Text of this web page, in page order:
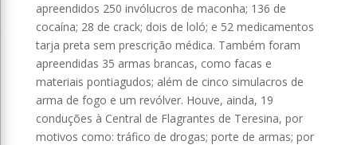
apreendidos 250 invólucros de maconha; 136 de
cocaína; 28 de crack; dois de loló; e 52 medicamentos
tarja preta sem prescrição médica. Também foram
apreendidas 35 armas brancas, como facas e
materiais pontiagudos; além de cinco simulacros de
arma de fogo e um revólver. Houve, ainda, 19
conduções à Central de Flagrantes de Teresina, por
motivos como: tráfico de drogas; porte de armas; por